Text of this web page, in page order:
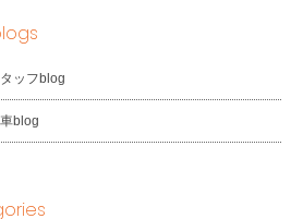
ッフblog
blog